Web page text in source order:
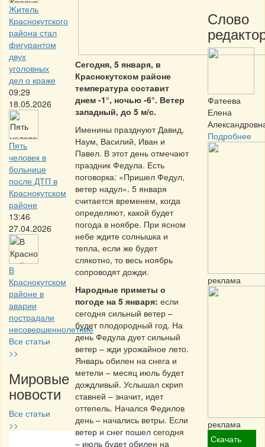
Житель
Краснокутского
района стал
фигурантом
двух
уголовных
дел о краже
09:29
18.05.2026
Пять
человек в
больнице
после ДТП в
Краснокутском
районе
13:46
27.04.2026
В
Краснокутском
районе в
аварии
пострадали
несовершеннолетние
Все статьи
>>
Мировые
новости
Все статьи
>>
Сегодня, 5 января, в
Краснокутском районе
температура составит
днем -1°, ночью -6°. Ветер
западный, до 5 м/с.
Именины празднуют Давид,
Наум, Василий, Иван и
Павел. В этот день отмечают
праздник Федула. Есть
поговорка: «Пришел Федул,
ветер надул». 5 января
считается временем, когда
определяют, какой будет
погода в ноябре. При ясном
небе ждите солнышка и
тепла, если же будет
слякотно, то весь ноябрь
сопроводят дожди.
Народные приметы о
погоде на 5 января: если
сегодня сильный ветер –
будет плодородный год. На
день Федула дует сильный
ветер – жди урожайное лето.
Январь обилен на снега и
метели – месяц июль будет
дождливый. Услышал скрип
ставней – значит, идет
оттепель. Начался Федилов
день – начались ветры. Если
ветер и снег пошел сегодня
– июль будет обилен на
Слово
Фатеева
Елена
Подробнее
реклама
реклама
Скачать